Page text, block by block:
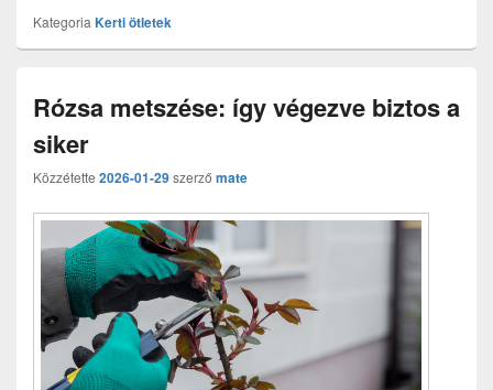
Kategoria Kerti ötletek
Rózsa metszése: így végezve biztos a
siker
Közzétette 2026-01-29szerző mate